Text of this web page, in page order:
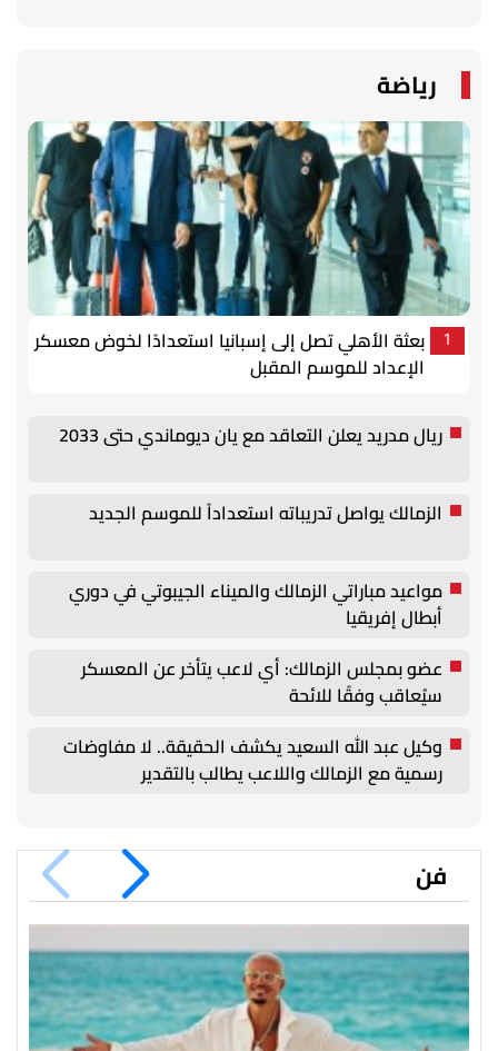
رياضة
1
بعثة الأهلي تصل إلى إسبانيا استعدادًا لخوض معسكر
الإعداد للموسم المقبل
ريال مدريد يعلن التعاقد مع يان ديوماندي حتى 2033
الزمالك يواصل تدريباته استعداداً للموسم الجديد
مواعيد مباراتي الزمالك والميناء الجيبوتي في دوري
أبطال إفريقيا
عضو بمجلس الزمالك: أي لاعب يتأخر عن المعسكر
سيُعاقب وفقًا للائحة
وكيل عبد الله السعيد يكشف الحقيقة.. لا مفاوضات
رسمية مع الزمالك واللاعب يطالب بالتقدير
فن